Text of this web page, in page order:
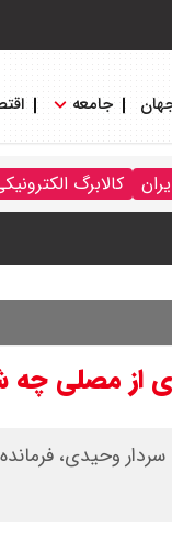
جامعه
کالابرگ
/ قیمت اطلس چند؟ + جدول
از مصلی چه
وحیدی،